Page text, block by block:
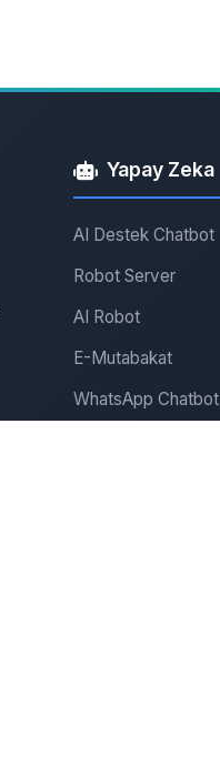
Yapay Zeka
AI Destek Chatbot
Robot Server
AI Robot
E-Mutabakat
WhatsApp Chatbot